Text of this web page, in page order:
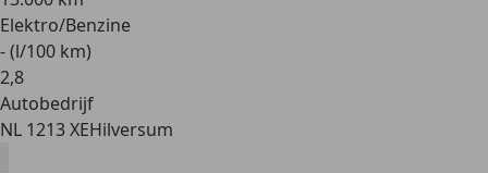
Elektro/Benzine
- (l/100 km)
2,8
Autobedrijf
NL 1213 XEHilversum